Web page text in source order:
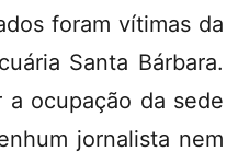
foram vítimas da
Santa Bárbara.
a ocupação da sede
jornalista nem